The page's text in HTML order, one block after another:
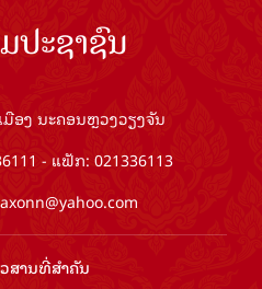
ະຊາຊົນ
ອງ ນະຄອນຫຼວງວຽງຈັນ
- ແຟັກ: 021336113
ສານ​ທີ່​ສຳ​ຄັນ​